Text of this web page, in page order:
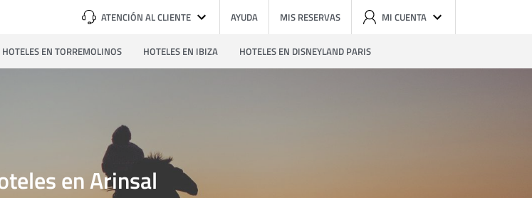
ATENCIÓN AL CLIENTE AYUDA MIS RESERVAS MI CUENTA
HOTELES EN TORREMOLINOS HOTELES EN IBIZA HOTELES EN DISNEYLAND PARIS
en Arinsal